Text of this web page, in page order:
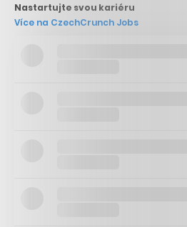
Nastartujte svou kariéru
Více na CzechCrunch Jobs